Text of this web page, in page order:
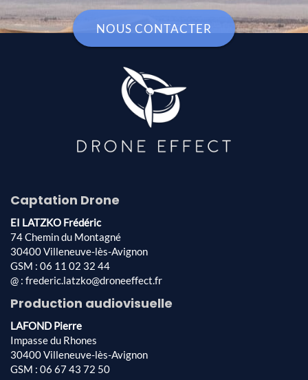
NOUS CONTACTER
Captation Drone
EI LATZKO Frédéric
74 Chemin du Montagné
30400 Villeneuve-lès-Avignon
GSM : 06 11 02 32 44
@ : frederic.latzko@droneeffect.fr
Production audiovisuelle
LAFOND Pierre
Impasse du Rhones
30400 Villeneuve-lès-Avignon
GSM : 06 67 43 72 50